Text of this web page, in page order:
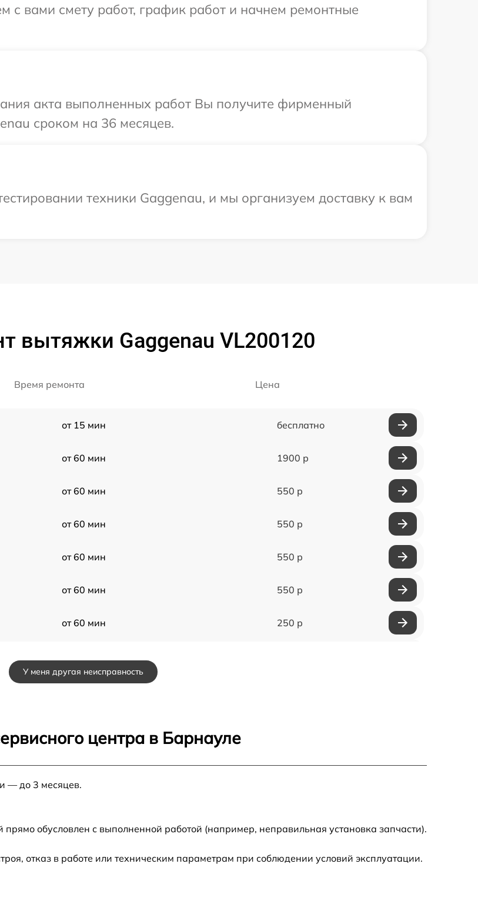
с вами смету работ, график работ и начнем ремонтные
акта выполненных работ Вы получите фирменный
сроком на 36 месяцев.
техники Gaggenau, и мы организуем доставку к вам
вытяжки Gaggenau VL200120
Время ремонта Цена
от 15 мин бесплатно
от 60 мин 1900 р
от 60 мин 550 р
от 60 мин 550 р
от 60 мин 550 р
от 60 мин 550 р
от 60 мин 250 р
от 60 мин
от 60 мин
У меня другая неисправность
центра в Барнауле
— до 3 месяцев.
обусловлен с выполненной работой (например, неправильная установка запчасти).
отказ в работе или техническим параметрам при соблюдении условий эксплуатации.